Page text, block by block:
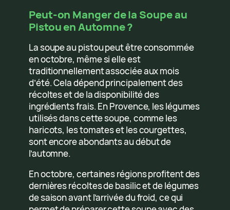
Peut-on Manger de la Soupe au
Pistou en Automne ?
La soupe au pistou peut être consommée
en octobre, même si elle est
traditionnellement associée aux mois
d’été. Cela dépend principalement des
récoltes et de la disponibilité des
ingrédients frais. En Provence, les légumes
utilisés dans cette soupe, comme les
haricots, les tomates et les courgettes,
sont encore abondants au début de
l’automne.
En octobre, certaines régions profitent des
dernières récoltes de basilic et de légumes
de saison avant l’arrivée du froid, ce qui